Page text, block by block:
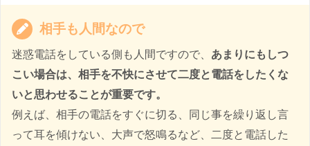
相手も人間なので
迷惑電話をしている側も人間ですので、 あまりにもしつ
こい場合は、相手を不快にさせて二度と電話をしたくな
いと思わせることが重要です。
例えば、相手の電話をすぐに切る、同じ事を繰り返し言
って耳を傾けない、大声で怒鳴るなど、二度と電話した